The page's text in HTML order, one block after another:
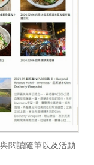
閱讀隨筆以及活動